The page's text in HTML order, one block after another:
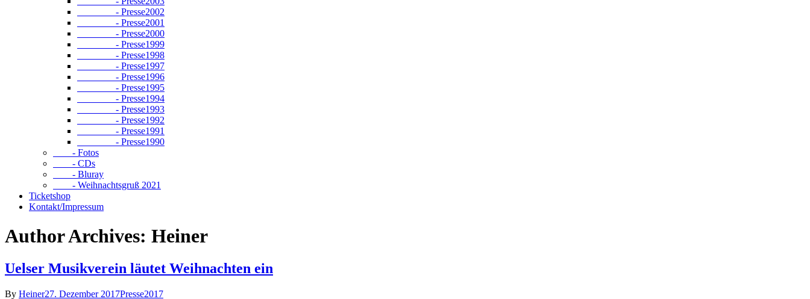
- Presse2002
- Presse2001
- Presse2000
- Presse1999
- Presse1998
- Presse1997
- Presse1996
- Presse1995
- Presse1994
- Presse1993
- Presse1992
- Presse1991
- Presse1990
- Fotos
- CDs
- Bluray
- Weihnachtsgruß 2021
Ticketshop
Kontakt/Impressum
Author Archives: Heiner
Uelser Musikverein läutet Weihnachten ein
By Heiner27. Dezember 2017Presse2017